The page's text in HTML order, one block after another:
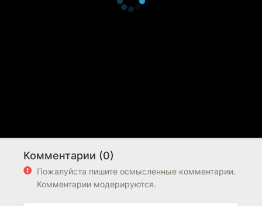
Комментарии (0)
Пожалуйста пишите осмысленные комментарии.
Комментарии модерируются.